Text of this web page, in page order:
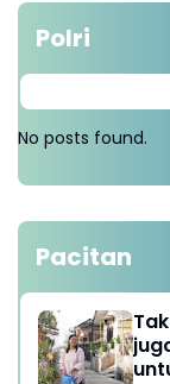
Polri
No posts found.
Pacitan